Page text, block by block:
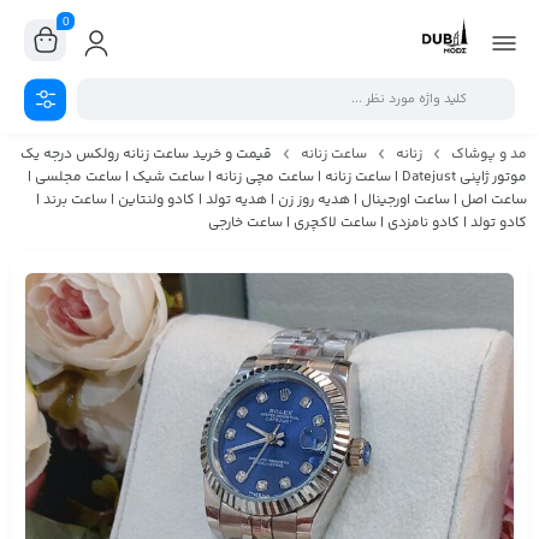
0
مد و پوشاک زنانه ساعت زنانه
قیمت و خرید ساعت زنانه رولکس درجه یک
موتور ژاپنی Datejust | ساعت زنانه | ساعت مچی زنانه | ساعت شیک | ساعت مجلسی |
ساعت اصل | ساعت اورجینال | هدیه روز زن | هدیه تولد | کادو ولنتاین | ساعت برند |
کادو تولد | کادو نامزدی | ساعت لاکچری | ساعت خارجی